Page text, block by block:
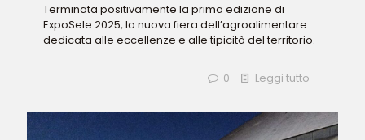
Terminata positivamente la prima edizione di
ExpoSele 2025, la nuova fiera dell’agroalimentare
dedicata alle eccellenze e alle tipicità del territorio.
0 Leggi tutto